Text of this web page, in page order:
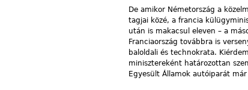
De amikor Németország a
tagjai közé, a francia
után is makacsul eleven – a
Franciaország továbbra is
baloldali és technokrata.
minisztereként határozottan
Egyesült Államok autóiparát